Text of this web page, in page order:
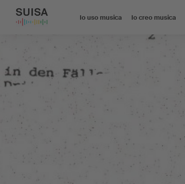
Io uso musica Io creo musica